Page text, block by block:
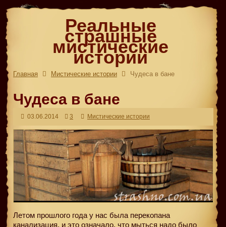
Реальные
страшные
мистические
истории
Главная Мистические истории Чудеса в бане
Чудеса в бане
03.06.2014 3 Мистические истории
Летом прошлого года у нас была перекопана
канализация, и это означало, что мыться надо было